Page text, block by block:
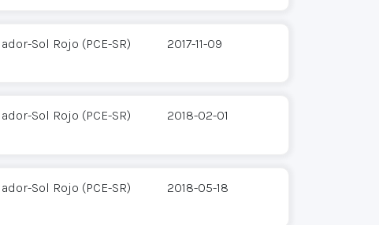
Sol Rojo (PCE-SR) 2017-11-09
Sol Rojo (PCE-SR) 2018-02-01
Sol Rojo (PCE-SR) 2018-05-18